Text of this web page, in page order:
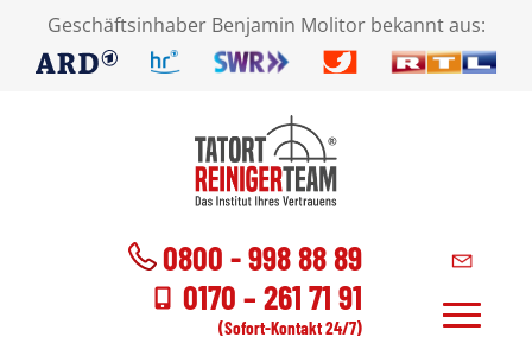
Geschäftsinhaber Benjamin Molitor bekannt aus:
0800 - 998 88 89
0170 – 261 71 91
(Sofort-Kontakt 24/7)